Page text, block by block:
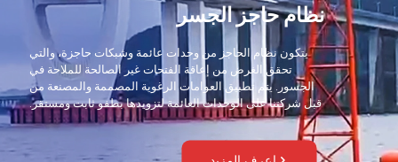
نظام حاجز الجسر
يتكون نظام الحاجز من وحدات عائمة وشبكات حاجزة، والتي
تحقق الغرض من إعاقة الفتحات غير الصالحة للملاحة في
الجسور. يتم تطبيق العوامات الرغوية المصممة والمصنعة من
قبل شركتنا على الوحدات العائمة لتزويدها بطفو ثابت ومستقر.